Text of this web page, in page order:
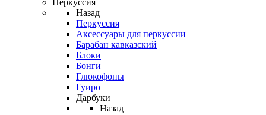
Перкуссия
Назад
Перкуссия
Аксессуары для перкуссии
Барабан кавказский
Блоки
Бонги
Глюкофоны
Гуиро
Дарбуки
Назад